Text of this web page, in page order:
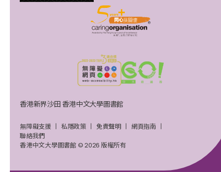
香港新界沙田 香港中文大學圖書館
無障礙支援 私隱政策 免責聲明
網頁指南
聯絡我們
香港中文大學圖書館 © 2026 版權所有